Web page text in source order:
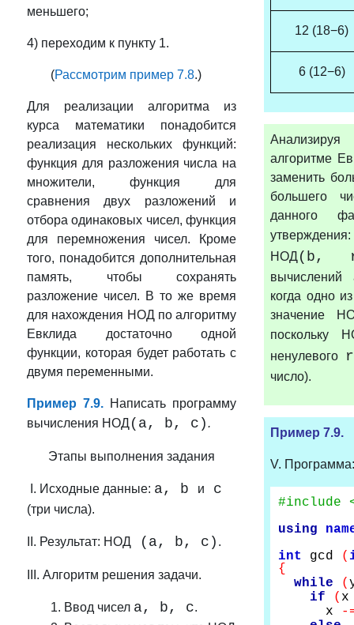
меньшего;
4) переходим к пункту 1.
(Рассмотрим пример 7.8.)
Для реализации алгоритма из
курса математики понадобится
реализация нескольких функций:
функция для разложения числа на
множители, функция для
сравнения двух разложений и
отбора одинаковых чисел, функция
для перемножения чисел. Кроме
того, понадобится дополнительная
память, чтобы сохранять
разложение чисел. В то же время
для нахождения НОД по алгоритму
Евклида достаточно одной
функции, которая будет работать с
двумя переменными.
Пример 7.9. Написать программу
вычисления НОД( a, b, c ).
Этапы выполнения задания
I. Исходные данные: a, b и c
(три числа).
II. Результат: НОД (a, b, c) .
III. Алгоритм решения задачи.
1. Ввод чисел a, b, c.
12 (18−6)
6 (12−6)
алгоритме
заменить
большего
данного
НОД(b,
вычислений
когда одно
значение
поскольку
ненулевого
r
число).
Пример 7.9.
V. Программа:
#include
using
int
gcd (
{
while
(
if
(
x
-